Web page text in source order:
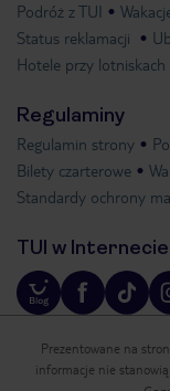
Podróż z TUI
Status reklamacji
Hotele przy lotniskach
Regulaminy
Regulamin strony
Bilety czarterowe
Standardy ochrony
TUI w Internecie
Prezentowane na
informacje nie